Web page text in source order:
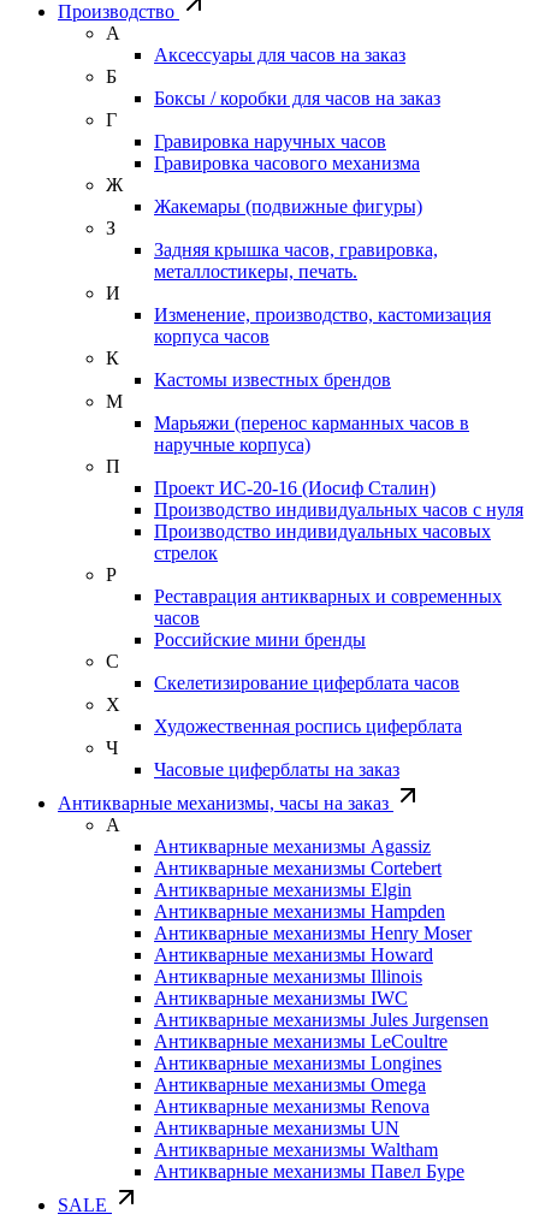
Производство
А
Аксессуары для часов на заказ
Б
Боксы / коробки для часов на заказ
Г
Гравировка наручных часов
Гравировка часового механизма
Ж
Жакемары (подвижные фигуры)
З
Задняя крышка часов, гравировка,
металлостикеры, печать.
И
Изменение, производство, кастомизация
корпуса часов
К
Кастомы известных брендов
М
Марьяжи (перенос карманных часов в
наручные корпуса)
П
Проект ИС-20-16 (Иосиф Сталин)
Производство индивидуальных часов с нуля
Производство индивидуальных часовых
стрелок
Р
Реставрация антикварных и современных
часов
Российские мини бренды
С
Скелетизирование циферблата часов
Х
Художественная роспись циферблата
Ч
Часовые циферблаты на заказ
Антикварные механизмы, часы на заказ
А
Антикварные механизмы Agassiz
Антикварные механизмы Cortebert
Антикварные механизмы Elgin
Антикварные механизмы Hampden
Антикварные механизмы Henry Moser
Антикварные механизмы Howard
Антикварные механизмы Illinois
Антикварные механизмы IWC
Антикварные механизмы Jules Jurgensen
Антикварные механизмы LeCoultre
Антикварные механизмы Longines
Антикварные механизмы Omega
Антикварные механизмы Renova
Антикварные механизмы UN
Антикварные механизмы Waltham
Антикварные механизмы Павел Буре
SALE